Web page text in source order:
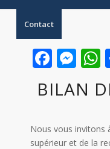
Contact
BILAN
Nous vous invitons
supérieur et de la